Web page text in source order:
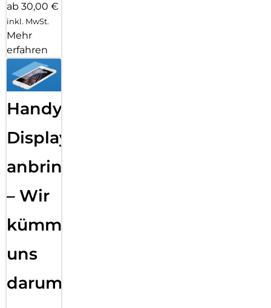
ab 30,00 €
inkl. MwSt.
Mehr
erfahren
Handy
Displayfolie
anbringen
– Wir
kümmern
uns
darum!